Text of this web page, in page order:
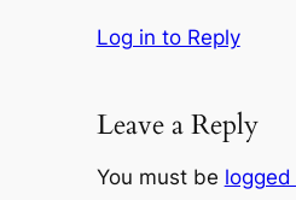
Log in to Reply
Leave a Reply
You must be logged